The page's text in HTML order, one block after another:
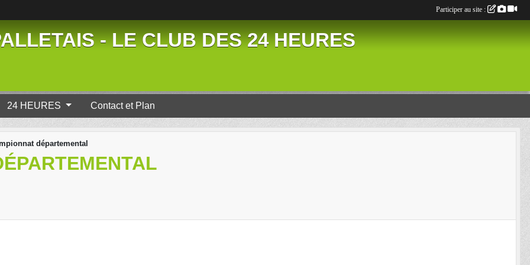
- LE CLUB DES 24 HEURES
24 HEURES Contact et Plan
départemental
Participer au site :